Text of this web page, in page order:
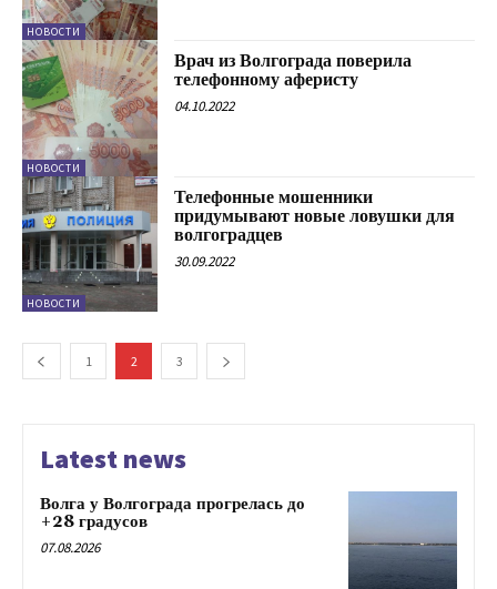
НОВОСТИ
НОВОСТИ
Врач из Волгограда поверила
телефонному аферисту
04.10.2022
НОВОСТИ
Телефонные мошенники
придумывают новые ловушки для
волгоградцев
30.09.2022
1 2 3
Latest news
Волга у Волгограда прогрелась до
+28 градусов
07.08.2026